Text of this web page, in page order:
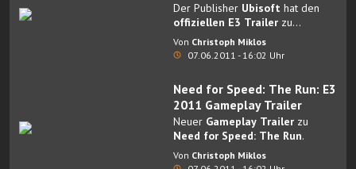
Der Publisher Ubisoft hat den
offiziellen E3 Trailer zu
TrackMania2 Canyon
veröffentlicht.
Von Christoph Miklos
07.06.2011 - 16:02 Uhr
Need for Speed: The Run: E3
2011 Gameplay Trailer
Neuer Gameplay Trailer zu
Need for Speed: The Run.
Von Christoph Miklos